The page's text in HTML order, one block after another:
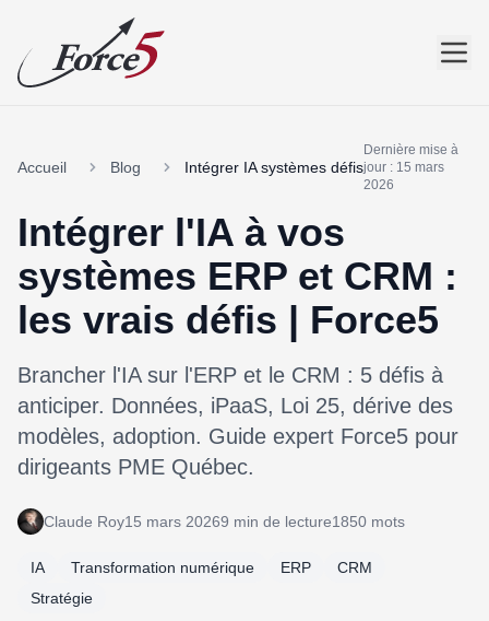
Accueil Blog Intégrer IA systèmes défis
Dernière mise à
jour : 15 mars
2026
Intégrer l'IA à vos
systèmes ERP et CRM :
les vrais défis | Force5
Brancher l'IA sur l'ERP et le CRM : 5 défis à
anticiper. Données, iPaaS, Loi 25, dérive des
modèles, adoption. Guide expert Force5 pour
dirigeants PME Québec.
Claude Roy15 mars 20269 min de lecture1850 mots
IA Transformation numérique ERP
CRM
Stratégie